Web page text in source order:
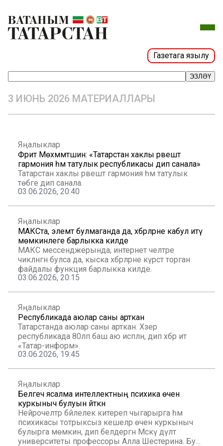
Газетага язылу
ЭЗЛӘҮ
3 ИЮНЬ 2026 МАТЕРИАЛЛАРЫ
Яңалыклар
Фәрит Мөхәммәтшин: «Татарстан хаклы рәвештә
гармония һәм татулык республикасы дип санала»
Татарстан хаклы рәвештә гармония һәм татулык
төбәге дип санала.
03.06.2026, 20:40
Яңалыклар
МАКСта, элемтә булмаганда да, хәбәрләрне кабул итү
мөмкинлеге барлыкка килде
МАКС мессенджерында, интернет челтәре
чикләнгән булса да, кыска хәбәрләрне күрсәтә торган
файдалы функция барлыкка килде.
03.06.2026, 20:15
Яңалыклар
Республикада аюлар саны арткан
Татарстанда аюлар саны арткан. Хәзер
республикада 80ләп баш аю исәпләнә, дип хәбәр итә
«Татар-информ».
03.06.2026, 19:45
Яңалыклар
Белгеч ясалма интеллектның психика өчен
куркыныч булуын әйткән
Нейрочелтәр бәйлелек китереп чыгарырга һәм
психикасы тотрыксыз кешеләр өчен куркыныч
булырга мөмкин, дип белдергән Мәскәү дәүләт
университеты профессоры Алла Шестерина. Бу